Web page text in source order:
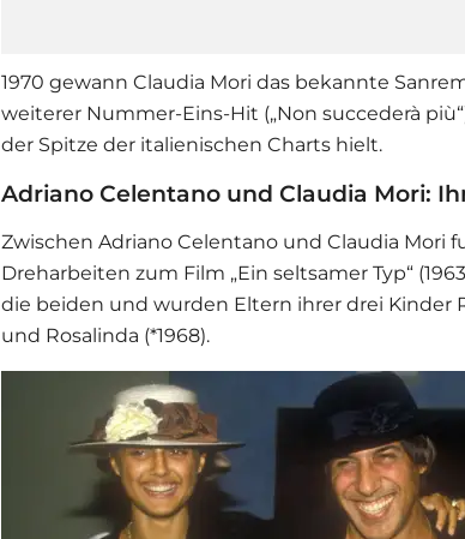
1970 gewann Claudia Mori das bekannte
weiterer Nummer-Eins-Hit („Non succederà
der Spitze der italienischen Charts hielt.
Adriano Celentano und Claudia Mori:
Zwischen Adriano Celentano und Claudia Mori
Dreharbeiten zum Film „Ein seltsamer Typ“
die beiden und wurden Eltern ihrer drei Kinder
und Rosalinda (*1968).